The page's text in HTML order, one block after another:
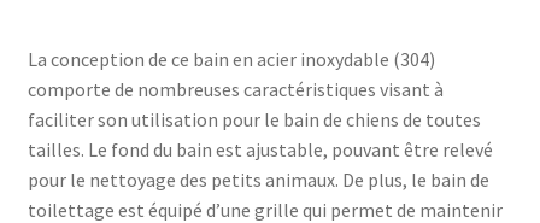
La conception de ce bain en acier inoxydable (304)
comporte de nombreuses caractéristiques visant à
faciliter son utilisation pour le bain de chiens de toutes
tailles. Le fond du bain est ajustable, pouvant être relevé
pour le nettoyage des petits animaux. De plus, le bain de
toilettage est équipé d’une grille qui permet de maintenir